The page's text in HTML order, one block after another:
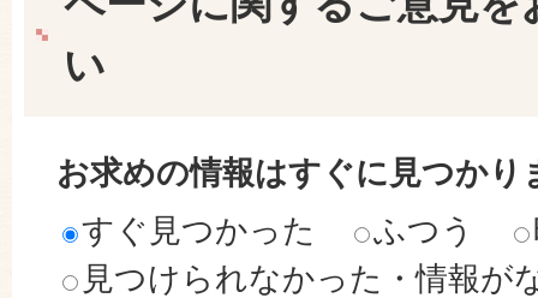
い
お求めの情報はすぐに見つかり
すぐ見つかった
ふつう
見つけられなかった・情報が